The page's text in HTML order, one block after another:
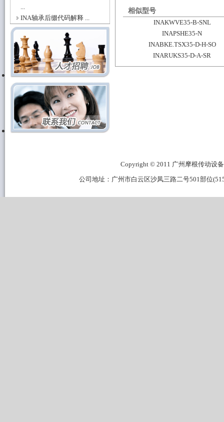
...
INA轴承后缀代码解释 ...
相似型号
INAKWVE35-B-SNL
INAPSHE35-N
INABKE.TSX35-D-H-SO
INARUKS35-D-A-SR
Copyright © 2011 广州摩根传动设
公司地址：广州市白云区沙凤三路二号501部位